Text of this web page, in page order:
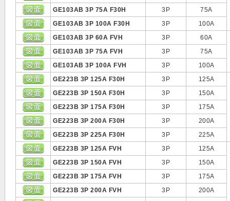
GE103AB 3P 75A F30H
3P
75A
GE103AB 3P 100A F30H
3P
100A
GE103AB 3P 60A FVH
3P
60A
GE103AB 3P 75A FVH
3P
75A
GE103AB 3P 100A FVH
3P
100A
GE223B 3P 125A F30H
3P
125A
GE223B 3P 150A F30H
3P
150A
GE223B 3P 175A F30H
3P
175A
GE223B 3P 200A F30H
3P
200A
GE223B 3P 225A F30H
3P
225A
GE223B 3P 125A FVH
3P
125A
GE223B 3P 150A FVH
3P
150A
GE223B 3P 175A FVH
3P
175A
GE223B 3P 200A FVH
3P
200A